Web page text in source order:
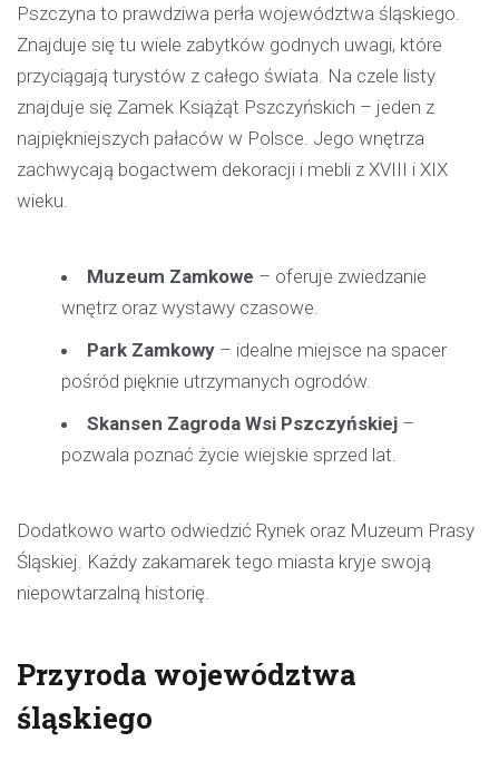
Pszczyna to prawdziwa perła województwa śląskiego.
Znajduje się tu wiele zabytków godnych uwagi, które
przyciągają turystów z całego świata. Na czele listy
znajduje się Zamek Książąt Pszczyńskich – jeden z
najpiękniejszych pałaców w Polsce. Jego wnętrza
zachwycają bogactwem dekoracji i mebli z XVIII i XIX
wieku.
Muzeum Zamkowe – oferuje zwiedzanie
wnętrz oraz wystawy czasowe.
Park Zamkowy – idealne miejsce na spacer
pośród pięknie utrzymanych ogrodów.
Skansen Zagroda Wsi Pszczyńskiej –
pozwala poznać życie wiejskie sprzed lat.
Dodatkowo warto odwiedzić Rynek oraz Muzeum Prasy
Śląskiej. Każdy zakamarek tego miasta kryje swoją
niepowtarzalną historię.
Przyroda województwa
śląskiego